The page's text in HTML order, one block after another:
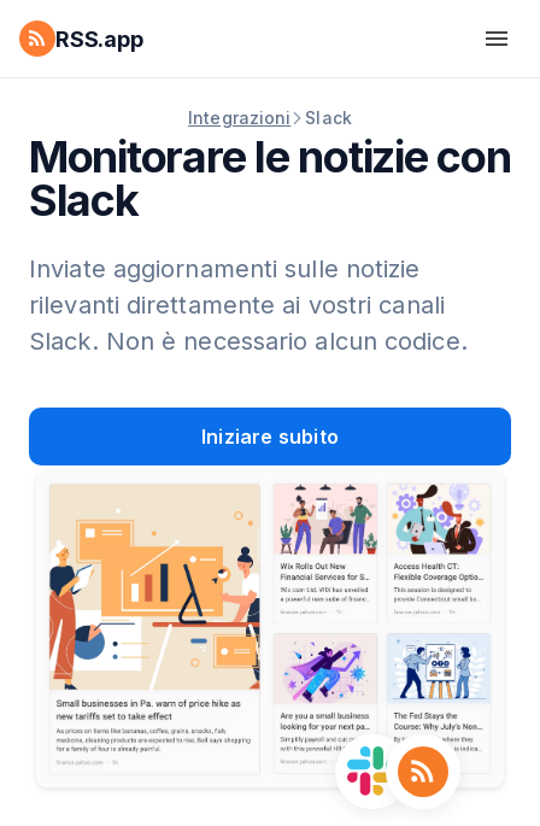
RSS.app
Integrazioni Slack
Monitorare le notizie con
Slack
Inviate aggiornamenti sulle notizie
rilevanti direttamente ai vostri canali
Slack. Non è necessario alcun codice.
Iniziare subito